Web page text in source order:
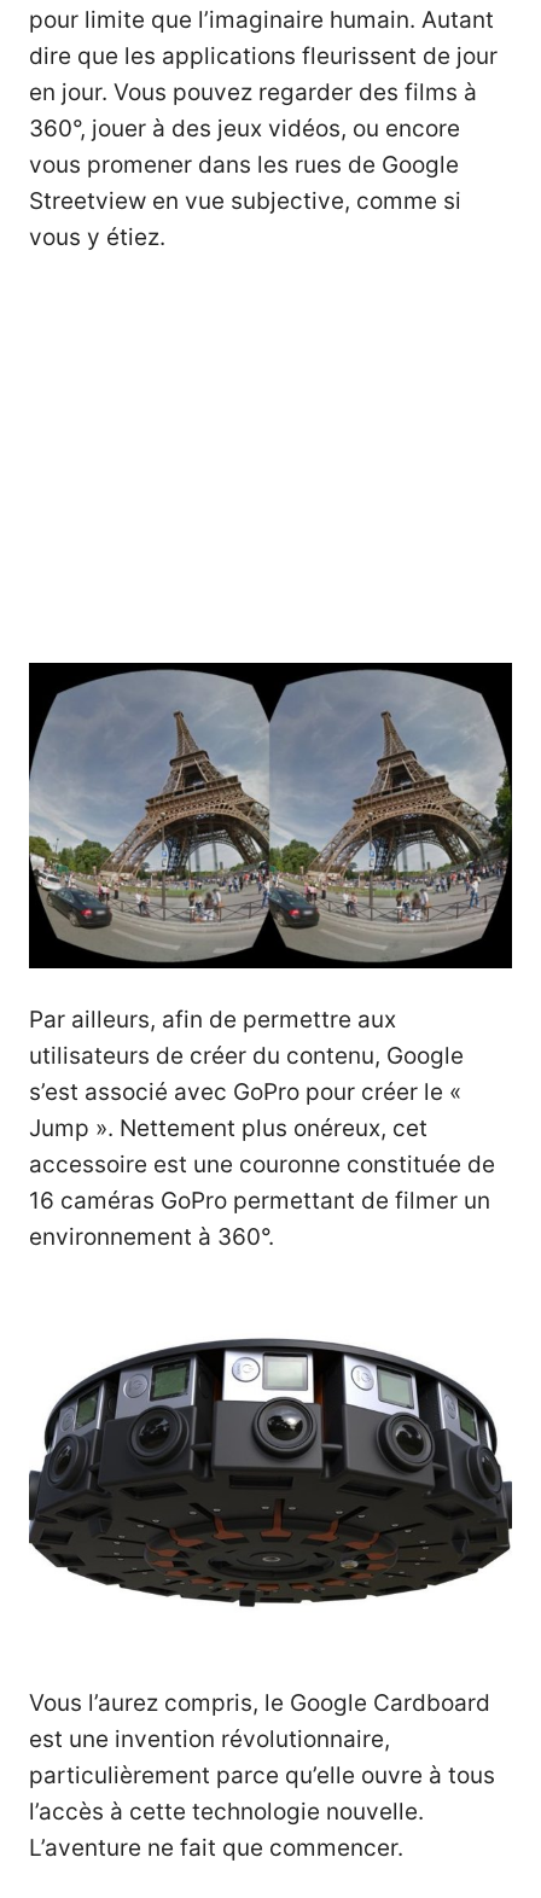
pour limite que l’imaginaire humain. Autant
dire que les applications fleurissent de jour
en jour. Vous pouvez regarder des films à
360°, jouer à des jeux vidéos, ou encore
vous promener dans les rues de Google
Streetview en vue subjective, comme si
vous y étiez.
Par ailleurs, afin de permettre aux
utilisateurs de créer du contenu, Google
s’est associé avec GoPro pour créer le «
Jump ». Nettement plus onéreux, cet
accessoire est une couronne constituée de
16 caméras GoPro permettant de filmer un
environnement à 360°.
Vous l’aurez compris, le Google Cardboard
est une invention révolutionnaire,
particulièrement parce qu’elle ouvre à tous
l’accès à cette technologie nouvelle.
L’aventure ne fait que commencer.